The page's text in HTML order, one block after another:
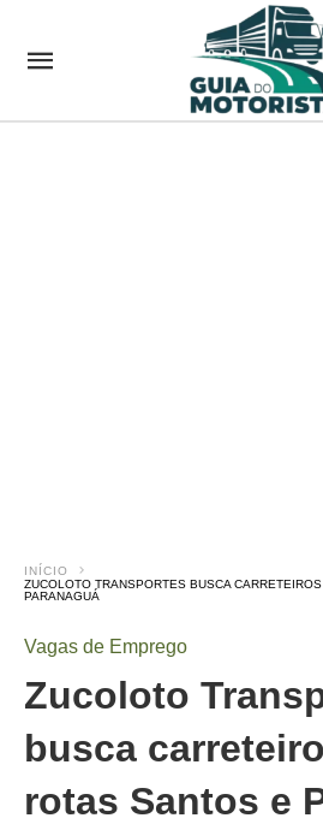
INÍCIO
ZUCOLOTO TRANSPORTES BUSCA
PARANAGUÁ
Vagas de Emprego
Zucoloto
busca
rotas Santos e